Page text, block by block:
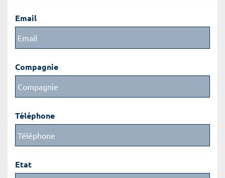
Email
Compagnie
Téléphone
Etat